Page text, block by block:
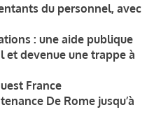
du personnel, avec
: une aide publique
devenue une trappe à
France
De Rome jusqu’à